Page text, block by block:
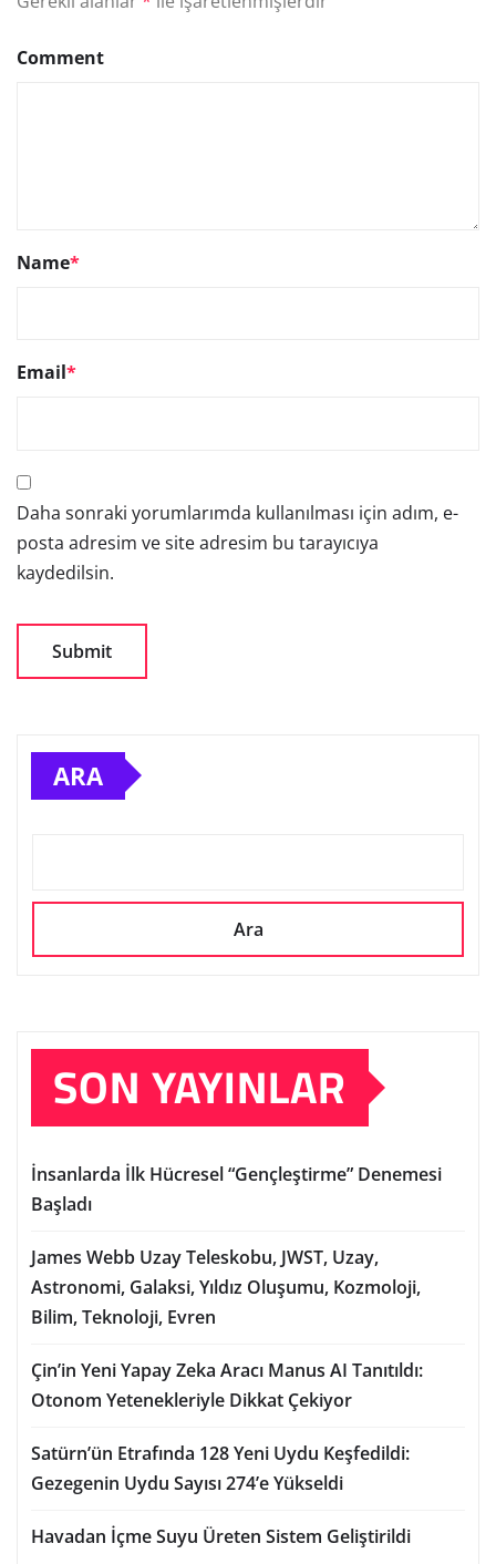
Comment
Name*
Email*
Daha sonraki yorumlarımda kullanılması için adım, e-
posta adresim ve site adresim bu tarayıcıya
kaydedilsin.
ARA
Ara
SON YAYINLAR
İnsanlarda İlk Hücresel “Gençleştirme” Denemesi
Başladı
James Webb Uzay Teleskobu, JWST, Uzay,
Astronomi, Galaksi, Yıldız Oluşumu, Kozmoloji,
Bilim, Teknoloji, Evren
Çin’in Yeni Yapay Zeka Aracı Manus AI Tanıtıldı:
Otonom Yetenekleriyle Dikkat Çekiyor
Satürn’ün Etrafında 128 Yeni Uydu Keşfedildi:
Gezegenin Uydu Sayısı 274’e Yükseldi
Havadan İçme Suyu Üreten Sistem Geliştirildi